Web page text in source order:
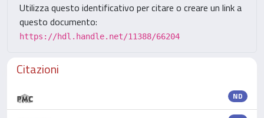
Utilizza questo identificativo per citare o creare un link a
questo documento:
https://hdl.handle.net/11388/66204
Citazioni
ND